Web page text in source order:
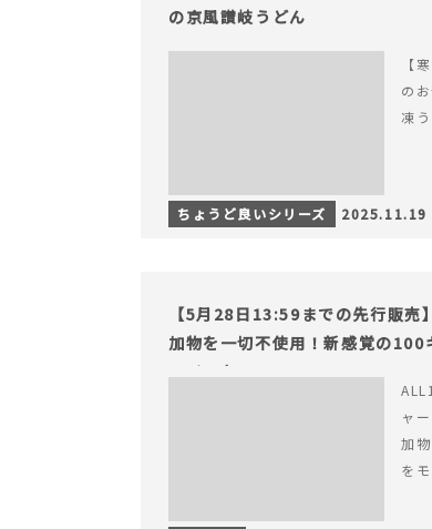
の京風讃岐うどん
【
の
凍
ちょうど良いシリーズ 2025.11.19
【5月28日13:59までの先行販売
加物を一切不使用！新感覚の
ライフを。
ャ
加
を